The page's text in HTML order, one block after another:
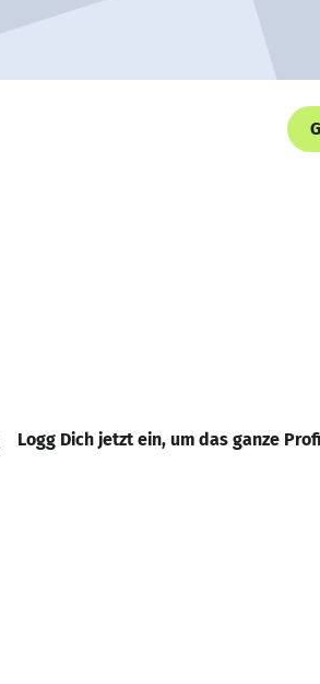
Logg Dich jetzt ein, um das ganze